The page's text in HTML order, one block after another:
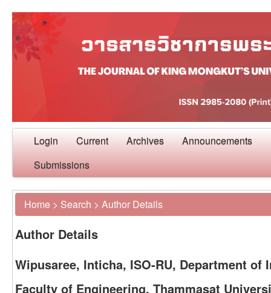
Login Current Archives Announcements
Submissions
Home > Search > Author Details
Author Details
Wipusaree, Inticha, ISO-RU, Department of
Faculty of Engineering, Thammasat